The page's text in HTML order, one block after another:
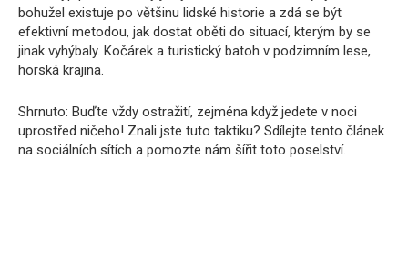
bohužel existuje po většinu lidské historie a zdá se být
efektivní metodou, jak dostat oběti do situací, kterým by se
jinak vyhýbaly. Kočárek a turistický batoh v podzimním lese,
horská krajina.
Shrnuto: Buďte vždy ostražití, zejména když jedete v noci
uprostřed ničeho! Znali jste tuto taktiku? Sdílejte tento článek
na sociálních sítích a pomozte nám šířit toto poselství.